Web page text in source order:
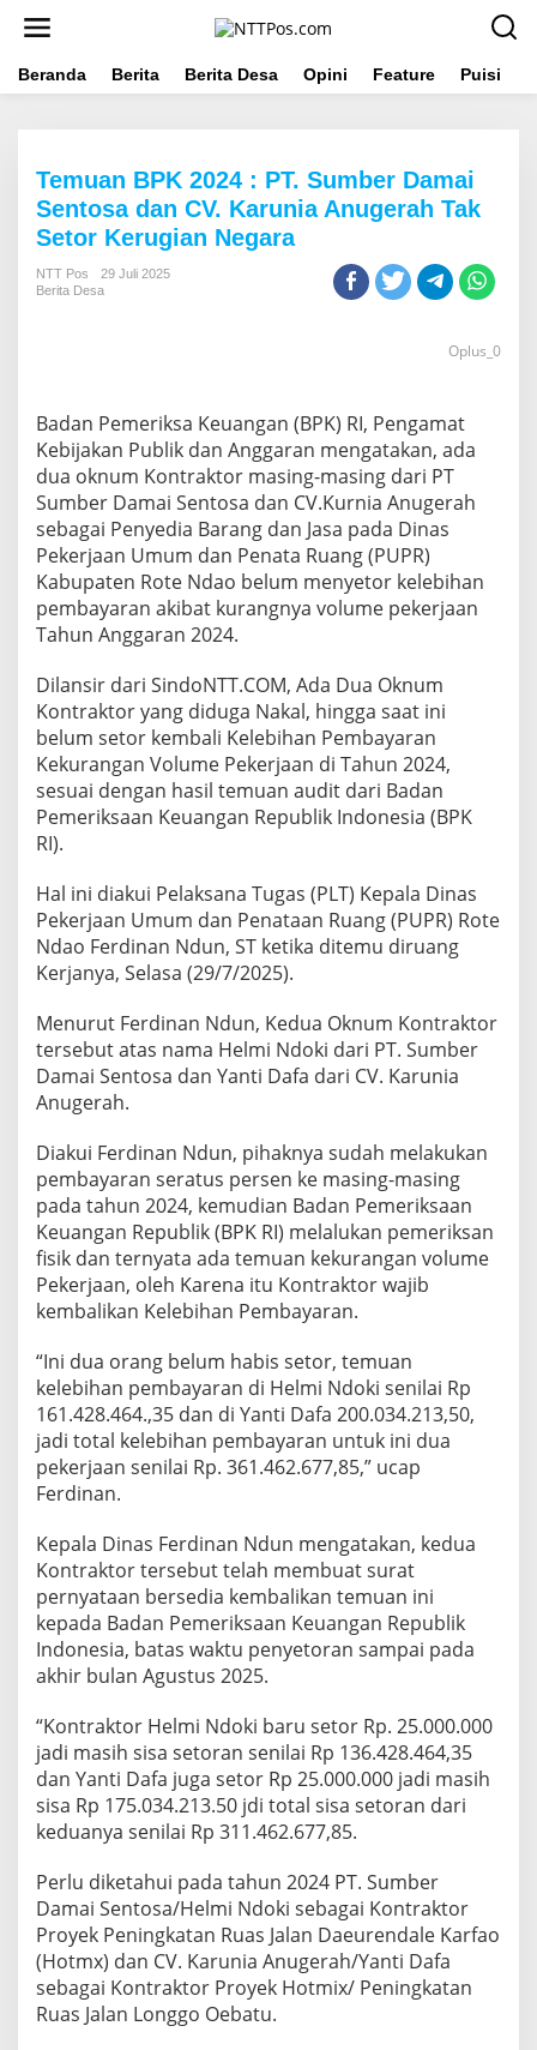
t
Beranda Berita Berita Desa Opini Feature Puisi
Temuan BPK 2024 : PT. Sumber Damai
Sentosa dan CV. Karunia Anugerah Tak
Setor Kerugian Negara
NTT Pos
29 Juli 2025
Berita Desa
Oplus_0
Badan Pemeriksa Keuangan (BPK) RI, Pengamat
Kebijakan Publik dan Anggaran mengatakan, ada
dua oknum Kontraktor masing-masing dari PT
Sumber Damai Sentosa dan CV.Kurnia Anugerah
sebagai Penyedia Barang dan Jasa pada Dinas
Pekerjaan Umum dan Penata Ruang (PUPR)
Kabupaten Rote Ndao belum menyetor kelebihan
pembayaran akibat kurangnya volume pekerjaan
Tahun Anggaran 2024.
Dilansir dari SindoNTT.COM, Ada Dua Oknum
Kontraktor yang diduga Nakal, hingga saat ini
belum setor kembali Kelebihan Pembayaran
Kekurangan Volume Pekerjaan di Tahun 2024,
sesuai dengan hasil temuan audit dari Badan
Pemeriksaan Keuangan Republik Indonesia (BPK
RI).
Hal ini diakui Pelaksana Tugas (PLT) Kepala Dinas
Pekerjaan Umum dan Penataan Ruang (PUPR) Rote
Ndao Ferdinan Ndun, ST ketika ditemu diruang
Kerjanya, Selasa (29/7/2025).
Menurut Ferdinan Ndun, Kedua Oknum Kontraktor
tersebut atas nama Helmi Ndoki dari PT. Sumber
Damai Sentosa dan Yanti Dafa dari CV. Karunia
Anugerah.
Diakui Ferdinan Ndun, pihaknya sudah melakukan
pembayaran seratus persen ke masing-masing
pada tahun 2024, kemudian Badan Pemeriksaan
Keuangan Republik (BPK RI) melalukan pemeriksan
fisik dan ternyata ada temuan kekurangan volume
Pekerjaan, oleh Karena itu Kontraktor wajib
kembalikan Kelebihan Pembayaran.
“Ini dua orang belum habis setor, temuan
kelebihan pembayaran di Helmi Ndoki senilai Rp
161.428.464.,35 dan di Yanti Dafa 200.034.213,50,
jadi total kelebihan pembayaran untuk ini dua
pekerjaan senilai Rp. 361.462.677,85,” ucap
Ferdinan.
Kepala Dinas Ferdinan Ndun mengatakan, kedua
Kontraktor tersebut telah membuat surat
pernyataan bersedia kembalikan temuan ini
kepada Badan Pemeriksaan Keuangan Republik
Indonesia, batas waktu penyetoran sampai pada
akhir bulan Agustus 2025.
“Kontraktor Helmi Ndoki baru setor Rp. 25.000.000
jadi masih sisa setoran senilai Rp 136.428.464,35
dan Yanti Dafa juga setor Rp 25.000.000 jadi masih
sisa Rp 175.034.213.50 jdi total sisa setoran dari
keduanya senilai Rp 311.462.677,85.
Perlu diketahui pada tahun 2024 PT. Sumber
Damai Sentosa/Helmi Ndoki sebagai Kontraktor
Proyek Peningkatan Ruas Jalan Daeurendale Karfao
(Hotmx) dan CV. Karunia Anugerah/Yanti Dafa
sebagai Kontraktor Proyek Hotmix/ Peningkatan
Ruas Jalan Longgo Oebatu.